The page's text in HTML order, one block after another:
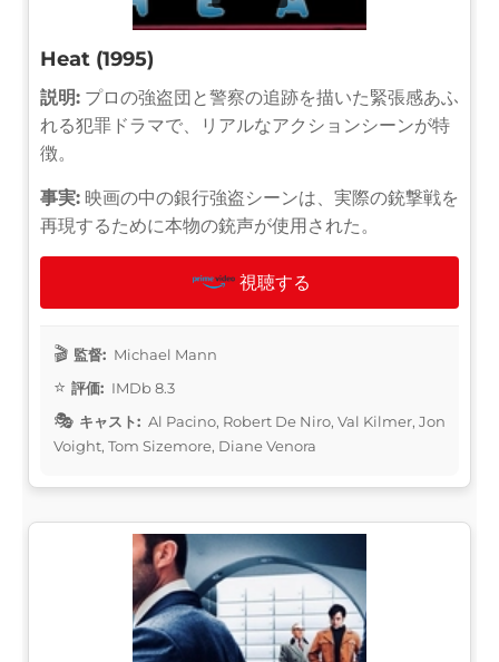
Heat (1995)
説明: プロの強盗団と警察の追跡を描いた緊張感あふ
れる犯罪ドラマで、リアルなアクションシーンが特
徴。
事実: 映画の中の銀行強盗シーンは、実際の銃撃戦を
再現するために本物の銃声が使用された。
視聴する
監督: Michael Mann
評価: IMDb 8.3
キャスト: Al Pacino, Robert De Niro, Val Kilmer, Jon
Voight, Tom Sizemore, Diane Venora